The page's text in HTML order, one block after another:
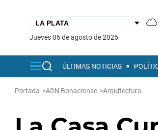
jueves 06 de agosto de 2026
ÚLTIMAS NOTICIAS
Portada >ADN Bonaerense >Arquitectura